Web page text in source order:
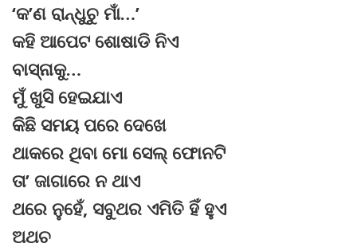
‘କ’ଣ ରାନ୍ଧୁଚୁ ମାଁ…’
କହି ଆପେଟ ଶୋଷାଡି ନିଏ
ବାସ୍ନାକୁ…
ମୁଁ ଖୁସି ହେଇଯାଏ
କିଛି ସମୟ ପରେ ଦେଖେ
ଥାକରେ ଥିବା ମୋ ସେଲ୍ ଫୋନଟି
ତା’ ଜାଗାରେ ନ ଥାଏ
ଥରେ ନୁହେଁ, ସବୁଥର ଏମିତି ହିଁ ହୁଏ
ଅଥଚ